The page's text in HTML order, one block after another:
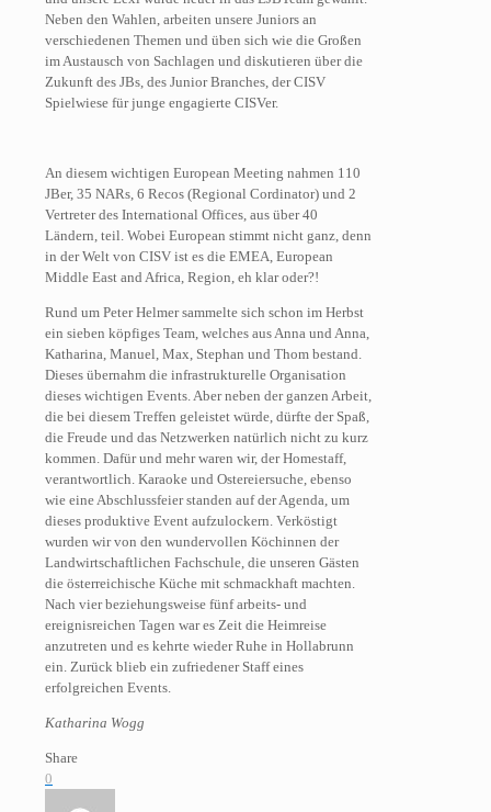
Neben den Wahlen, arbeiten unsere Juniors an
verschiedenen Themen und üben sich wie die Großen
im Austausch von Sachlagen und diskutieren über die
Zukunft des JBs, des Junior Branches, der CISV
Spielwiese für junge engagierte CISVer.
An diesem wichtigen European Meeting nahmen 110
JBer, 35 NARs, 6 Recos (Regional Cordinator) und 2
Vertreter des International Offices, aus über 40
Ländern, teil. Wobei European stimmt nicht ganz, denn
in der Welt von CISV ist es die EMEA, European
Middle East and Africa, Region, eh klar oder?!
Rund um Peter Helmer sammelte sich schon im Herbst
ein sieben köpfiges Team, welches aus Anna und Anna,
Katharina, Manuel, Max, Stephan und Thom bestand.
Dieses übernahm die infrastrukturelle Organisation
dieses wichtigen Events. Aber neben der ganzen Arbeit,
die bei diesem Treffen geleistet würde, dürfte der Spaß,
die Freude und das Netzwerken natürlich nicht zu kurz
kommen. Dafür und mehr waren wir, der Homestaff,
verantwortlich. Karaoke und Ostereiersuche, ebenso
wie eine Abschlussfeier standen auf der Agenda, um
dieses produktive Event aufzulockern. Verköstigt
wurden wir von den wundervollen Köchinnen der
Landwirtschaftlichen Fachschule, die unseren Gästen
die österreichische Küche mit schmackhaft machten.
Nach vier beziehungsweise fünf arbeits- und
ereignisreichen Tagen war es Zeit die Heimreise
anzutreten und es kehrte wieder Ruhe in Hollabrunn
ein. Zurück blieb ein zufriedener Staff eines
erfolgreichen Events.
Katharina Wogg
Share
0